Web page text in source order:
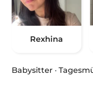
Rexhina
Babysitter ·